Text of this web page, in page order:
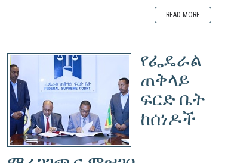
READ MORE
የፌዴራል
ጠቅላይ
ፍርድ ቤት
ከሰነዶች